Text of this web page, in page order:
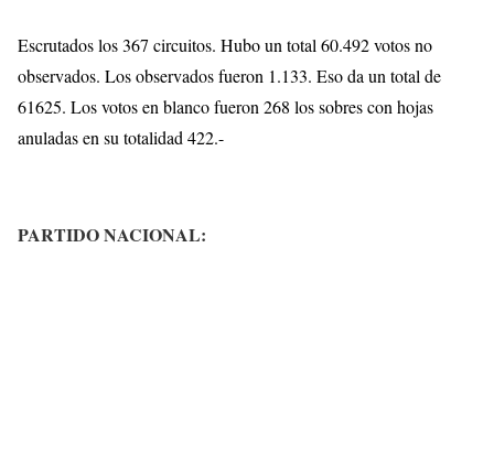
Escrutados los 367 circuitos. Hubo un total 60.492 votos no
observados. Los observados fueron 1.133. Eso da un total de
61625. Los votos en blanco fueron 268 los sobres con hojas
anuladas en su totalidad 422.-
PARTIDO NACIONAL: